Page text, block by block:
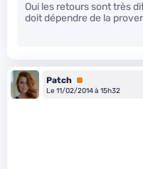
Oui les retours sont très
doit dépendre de la
Patch Premium
Le 11/02/2014 à 15h32